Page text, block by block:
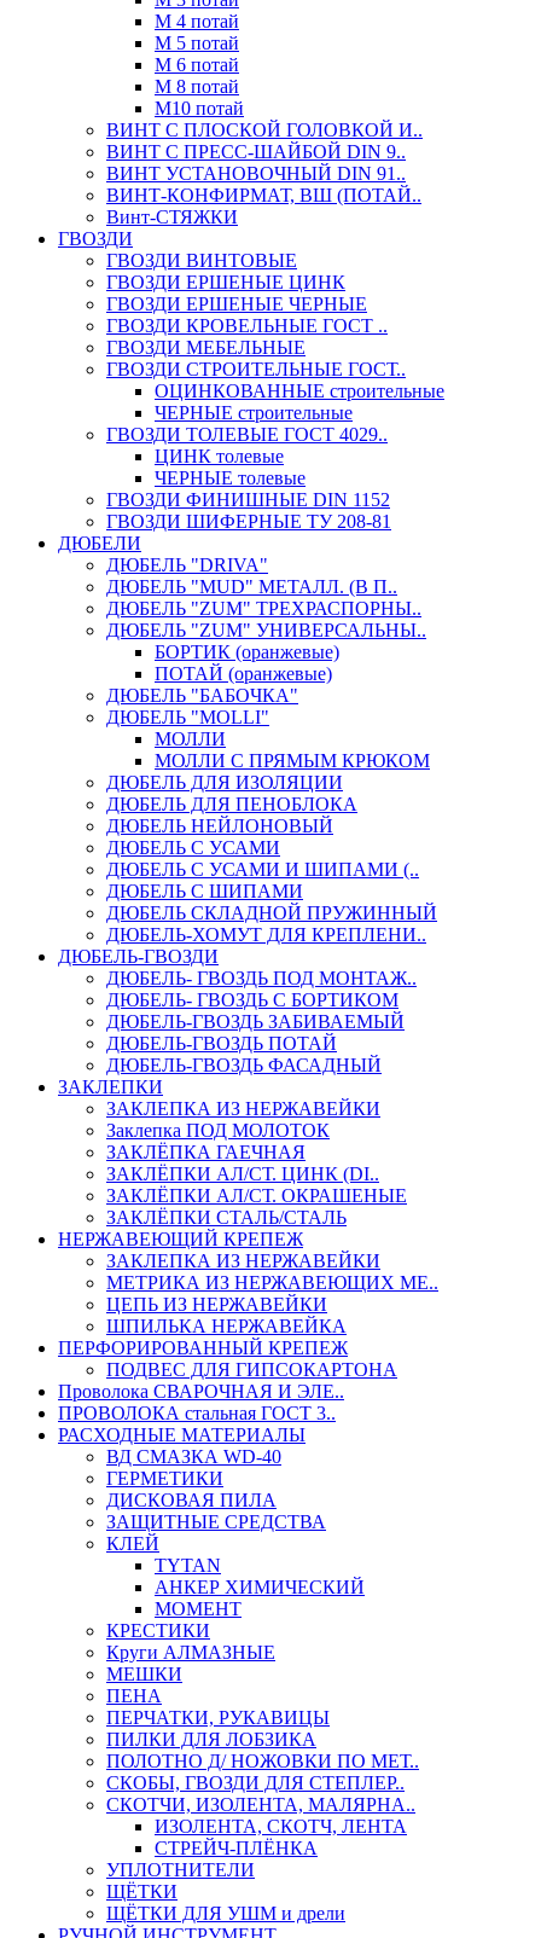
М 4 потай
М 5 потай
М 6 потай
М 8 потай
М10 потай
ВИНТ С ПЛОСКОЙ ГОЛОВКОЙ И..
ВИНТ С ПРЕСС-ШАЙБОЙ DIN 9..
ВИНТ УСТАНОВОЧНЫЙ DIN 91..
ВИНТ-КОНФИРМАТ, ВШ (ПОТАЙ..
Винт-СТЯЖКИ
ГВОЗДИ
ГВОЗДИ ВИНТОВЫЕ
ГВОЗДИ ЕРШЕНЫЕ ЦИНК
ГВОЗДИ ЕРШЕНЫЕ ЧЕРНЫЕ
ГВОЗДИ КРОВЕЛЬНЫЕ ГОСТ ..
ГВОЗДИ МЕБЕЛЬНЫЕ
ГВОЗДИ СТРОИТЕЛЬНЫЕ ГОСТ..
ОЦИНКОВАННЫЕ строительные
ЧЕРНЫЕ строительные
ГВОЗДИ ТОЛЕВЫЕ ГОСТ 4029..
ЦИНК толевые
ЧЕРНЫЕ толевые
ГВОЗДИ ФИНИШНЫЕ DIN 1152
ГВОЗДИ ШИФЕРНЫЕ ТУ 208-81
ДЮБЕЛИ
ДЮБЕЛЬ "DRIVA"
ДЮБЕЛЬ "MUD" МЕТАЛЛ. (В П..
ДЮБЕЛЬ "ZUM" ТРЕХРАСПОРНЫ..
ДЮБЕЛЬ "ZUM" УНИВЕРСАЛЬНЫ..
БОРТИК (оранжевые)
ПОТАЙ (оранжевые)
ДЮБЕЛЬ "БАБОЧКА"
ДЮБЕЛЬ "МOLLI"
МОЛЛИ
МОЛЛИ С ПРЯМЫМ КРЮКОМ
ДЮБЕЛЬ ДЛЯ ИЗОЛЯЦИИ
ДЮБЕЛЬ ДЛЯ ПЕНОБЛОКА
ДЮБЕЛЬ НЕЙЛОНОВЫЙ
ДЮБЕЛЬ С УСАМИ
ДЮБЕЛЬ С УСАМИ И ШИПАМИ (..
ДЮБЕЛЬ С ШИПАМИ
ДЮБЕЛЬ СКЛАДНОЙ ПРУЖИННЫЙ
ДЮБЕЛЬ-ХОМУТ ДЛЯ КРЕПЛЕНИ..
ДЮБЕЛЬ-ГВОЗДИ
ДЮБЕЛЬ- ГВОЗДЬ ПОД МОНТАЖ..
ДЮБЕЛЬ- ГВОЗДЬ С БОРТИКОМ
ДЮБЕЛЬ-ГВОЗДЬ ЗАБИВАЕМЫЙ
ДЮБЕЛЬ-ГВОЗДЬ ПОТАЙ
ДЮБЕЛЬ-ГВОЗДЬ ФАСАДНЫЙ
ЗАКЛЕПКИ
ЗАКЛЕПКА ИЗ НЕРЖАВЕЙКИ
Заклепка ПОД МОЛОТОК
ЗАКЛЁПКА ГАЕЧНАЯ
ЗАКЛЁПКИ АЛ/СТ. ЦИНК (DI..
ЗАКЛЁПКИ АЛ/СТ. ОКРАШЕНЫЕ
ЗАКЛЁПКИ СТАЛЬ/СТАЛЬ
НЕРЖАВЕЮЩИЙ КРЕПЕЖ
ЗАКЛЕПКА ИЗ НЕРЖАВЕЙКИ
МЕТРИКА ИЗ НЕРЖАВЕЮЩИХ МЕ..
ЦЕПЬ ИЗ НЕРЖАВЕЙКИ
ШПИЛЬКА НЕРЖАВЕЙКА
ПЕРФОРИРОВАННЫЙ КРЕПЕЖ
ПОДВЕС ДЛЯ ГИПСОКАРТОНА
Проволока СВАРОЧНАЯ И ЭЛЕ..
ПРОВОЛОКА стальная ГОСТ 3..
РАСХОДНЫЕ МАТЕРИАЛЫ
ВД СМАЗКА WD-40
ГЕРМЕТИКИ
ДИСКОВАЯ ПИЛА
ЗАЩИТНЫЕ СРЕДСТВА
КЛЕЙ
TYTAN
АНКЕР ХИМИЧЕСКИЙ
МОМЕНТ
КРЕСТИКИ
Круги АЛМАЗНЫЕ
МЕШКИ
ПЕНА
ПЕРЧАТКИ, РУКАВИЦЫ
ПИЛКИ ДЛЯ ЛОБЗИКА
ПОЛОТНО Д/ НОЖОВКИ ПО МЕТ..
СКОБЫ, ГВОЗДИ ДЛЯ СТЕПЛЕР..
СКОТЧИ, ИЗОЛЕНТА, МАЛЯРНА..
ИЗОЛЕНТА, СКОТЧ, ЛЕНТА
СТРЕЙЧ-ПЛЁНКА
УПЛОТНИТЕЛИ
ЩЁТКИ
ЩЁТКИ ДЛЯ УШМ и дрели